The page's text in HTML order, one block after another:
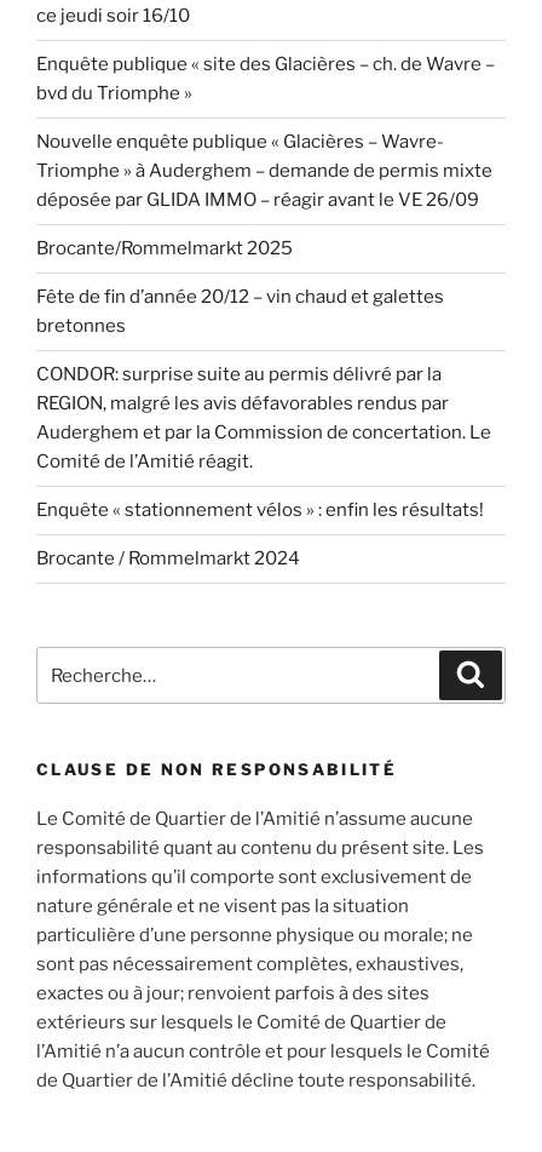
ce jeudi soir 16/10
Enquête publique « site des Glacières – ch. de Wavre –
bvd du Triomphe »
Nouvelle enquête publique « Glacières – Wavre-
Triomphe » à Auderghem – demande de permis mixte
déposée par GLIDA IMMO – réagir avant le VE 26/09
Brocante/Rommelmarkt 2025
Fête de fin d’année 20/12 – vin chaud et galettes
bretonnes
CONDOR: surprise suite au permis délivré par la
REGION, malgré les avis défavorables rendus par
Auderghem et par la Commission de concertation. Le
Comité de l’Amitié réagit.
Enquête « stationnement vélos » : enfin les résultats!
Brocante / Rommelmarkt 2024
pour
CLAUSE DE NON RESPONSABILITÉ
Le Comité de Quartier de l’Amitié n’assume aucune
responsabilité quant au contenu du présent site. Les
informations qu’il comporte sont exclusivement de
nature générale et ne visent pas la situation
particulière d’une personne physique ou morale; ne
sont pas nécessairement complètes, exhaustives,
exactes ou à jour; renvoient parfois à des sites
extérieurs sur lesquels le Comité de Quartier de
l’Amitié n’a aucun contrôle et pour lesquels le Comité
de Quartier de l’Amitié décline toute responsabilité.